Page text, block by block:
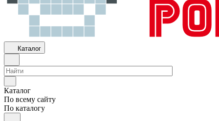
Каталог
Каталог
По всему сайту
По каталогу